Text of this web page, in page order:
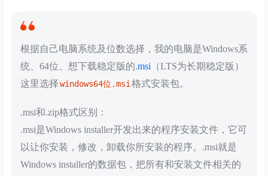
根据自己电脑系统及位数选择，我的电脑是Windows系
统、64位、想下载稳定版的.msi （LTS为长期稳定版）
这里选择windows64位.msi 格式安装包。
.msi和.zip格式区别：
.msi是Windows installer开发出来的程序安装文件，它可
以让你安装，修改，卸载你所安装的程序。.msi就是
Windows installer的数据包，把所有和安装文件相关的